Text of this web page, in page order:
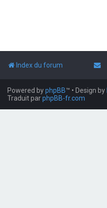
Index du forum
Powered byphpBB™ • Design by
Traduit parphpBB-fr.com